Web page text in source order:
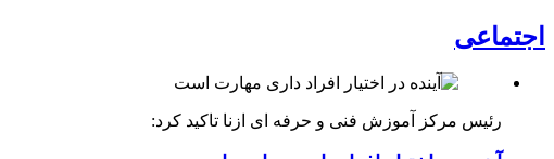
اجتماعی
رئیس مرکز آموزش فنی و حرفه ای ازنا تاکید کرد: